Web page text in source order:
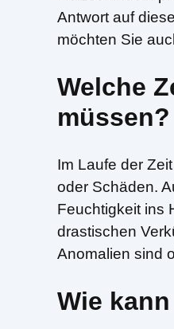
Antwort auf
möchten Sie
Welche
müssen?
Im Laufe der
oder Schäden.
Feuchtigkeit ins
drastischen
Anomalien sind
Wie